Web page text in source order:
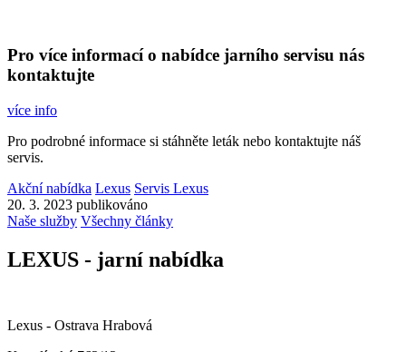
Pro více informací o nabídce jarního servisu nás
kontaktujte
více info
Pro podrobné informace si stáhněte leták nebo kontaktujte náš
servis.
Akční nabídka Lexus Servis Lexus
20. 3. 2023 publikováno
Naše služby Všechny články
LEXUS - jarní nabídka
Lexus - Ostrava Hrabová